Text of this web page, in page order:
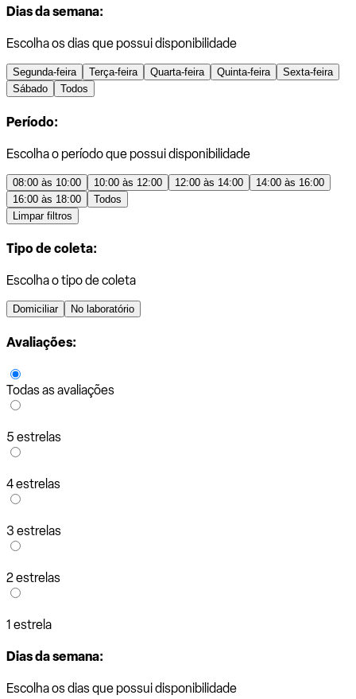
Dias da semana:
Escolha os dias que possui disponibilidade
Segunda-feira Terça-feira Quarta-feira Quinta-feira
Sexta-feira
Sábado
Todos
Período:
Escolha o período que possui disponibilidade
08:00 às 10:00 10:00 às 12:00 12:00 às 14:00
14:00 às 16:00
16:00 às 18:00
Todos
Limpar filtros
Tipo de coleta:
Escolha o tipo de coleta
Domiciliar No laboratório
Avaliações:
Todas as avaliações
5 estrelas
4 estrelas
3 estrelas
2 estrelas
1 estrela
Dias da semana:
Escolha os dias que possui disponibilidade